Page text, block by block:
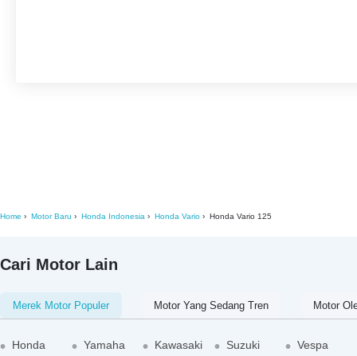
Home Motor Baru Honda Indonesia Honda Vario Honda Vario 125
Cari Motor Lain
Merek Motor Populer Motor Yang Sedang Tren Motor
Honda Yamaha Kawasaki Suzuki Vespa